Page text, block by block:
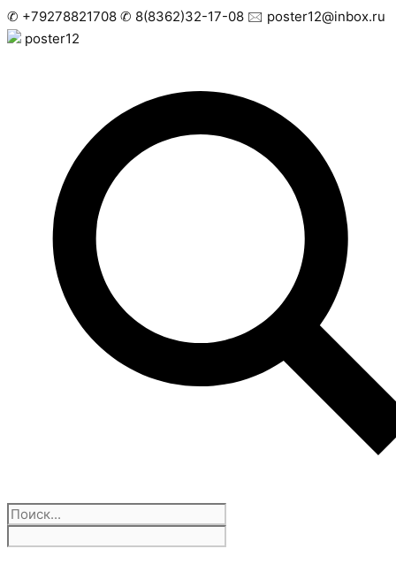
Skip
to
content
✆ +79278821708 ✆ 8(8362)32-17-08 🖂 poster12@inbox.ru
poster12